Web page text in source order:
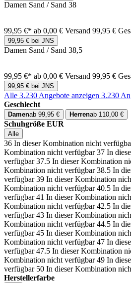
Damen Sand / Sand 38
99,95 €* ab 0,00 € Versand 99,95 €
99,95 € bei JNS
Damen Sand / Sand 38,5
99,95 €* ab 0,00 € Versand 99,95 €
99,95 € bei JNS
Alle 3.230 Angebote anzeigen 3.230
Geschlecht
Damenab 99,95 € Herrenab 110,00 €
Schuhgröße EUR
Alle
36 In dieser Kombination nicht
Kombination nicht verfügbar 37 In
verfügbar 37.5 In dieser Kombination
Kombination nicht verfügbar 38.5 In
verfügbar 39 In dieser Kombination
Kombination nicht verfügbar 40.5 In
verfügbar 41 In dieser Kombination
Kombination nicht verfügbar 42.5 In
verfügbar 43 In dieser Kombination
Kombination nicht verfügbar 44.5 In
verfügbar 45 In dieser Kombination
Kombination nicht verfügbar 47 In
verfügbar 47.5 In dieser Kombination
Kombination nicht verfügbar 49 In
verfügbar 50 In dieser Kombination
Herstellerfarbe